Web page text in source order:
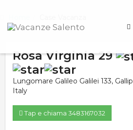
Rosa Virginia 29
Lungomare Galileo Galilei 133,
Italy
Tap e chiama 3483167032